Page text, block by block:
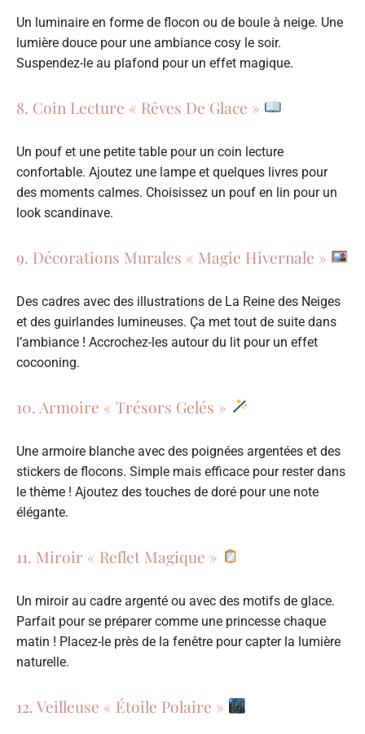
Un luminaire en forme de flocon ou de boule à neige. Une
lumière douce pour une ambiance cosy le soir.
Suspendez-le au plafond pour un effet magique.
8. Coin Lecture « Rêves De Glace »
Un pouf et une petite table pour un coin lecture
confortable. Ajoutez une lampe et quelques livres pour
des moments calmes. Choisissez un pouf en lin pour un
look scandinave.
9. Décorations Murales « Magie Hivernale »
Des cadres avec des illustrations de La Reine des Neiges
et des guirlandes lumineuses. Ça met tout de suite dans
l’ambiance ! Accrochez-les autour du lit pour un effet
cocooning.
10. Armoire « Trésors Gelés »
Une armoire blanche avec des poignées argentées et des
stickers de flocons. Simple mais efficace pour rester dans
le thème ! Ajoutez des touches de doré pour une note
élégante.
11. Miroir « Reflet Magique »
Un miroir au cadre argenté ou avec des motifs de glace.
Parfait pour se préparer comme une princesse chaque
matin ! Placez-le près de la fenêtre pour capter la lumière
naturelle.
12. Veilleuse « Étoile Polaire »